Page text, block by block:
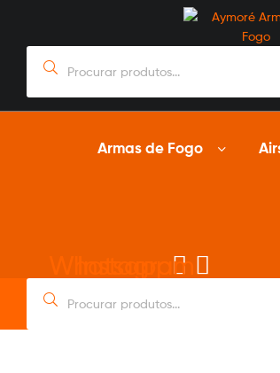
por:
Armas de Fogo
Instagram
por: